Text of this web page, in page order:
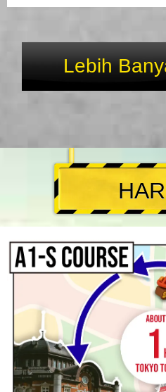
Lebih